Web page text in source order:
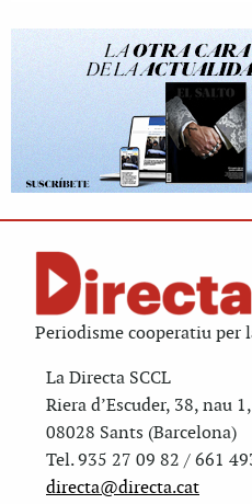
Periodisme cooperatiu per
La Directa SCCL
Riera d’Escuder, 38, nau
08028 Sants (Barcelona)
Tel. 935 27 09 82 / 661
directa@directa.cat